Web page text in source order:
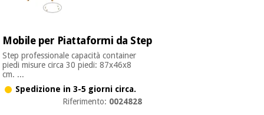
Mobile per Piattaformi da Step
Step professionale capacità container
piedi misure circa 30 piedi: 87x46x8
cm. ...
Spedizione in 3-5 giorni circa.
Riferimento: 0024828